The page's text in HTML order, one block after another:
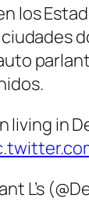
los
ciudades
living in
L’s